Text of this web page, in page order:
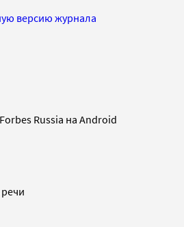
версию журнала
Russia на Android